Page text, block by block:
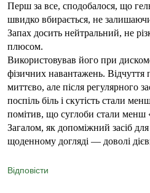
Перш за все, сподобалося, що
швидко вбирається, не
Запах досить нейтральний, не
плюсом.
Використовував його при
фізичних навантажень. Відчуття
миттєво, але після регулярного
поспіль біль і скутість стали
помітив, що суглоби стали менш
Загалом, як допоміжний засіб
щоденному догляді — доволі
Відповісти